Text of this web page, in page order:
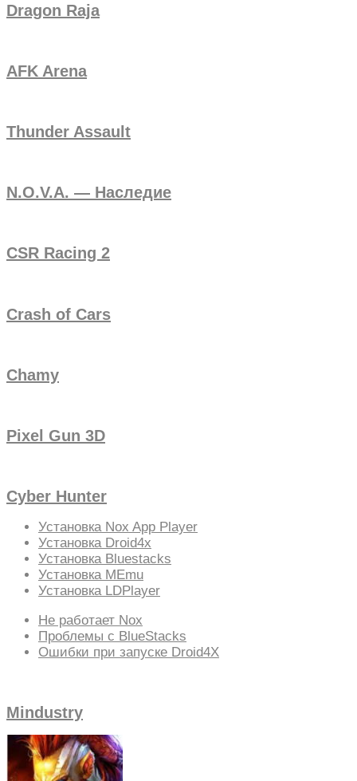
Dragon Raja
AFK Arena
Thunder Assault
N.O.V.A. — Наследие
CSR Racing 2
Crash of Cars
Chamy
Pixel Gun 3D
Cyber Hunter
Установка Nox App Player
Установка Droid4x
Установка Bluestacks
Установка MEmu
Установка LDPlayer
Не работает Nox
Проблемы с BlueStacks
Ошибки при запуске Droid4X
Mindustry